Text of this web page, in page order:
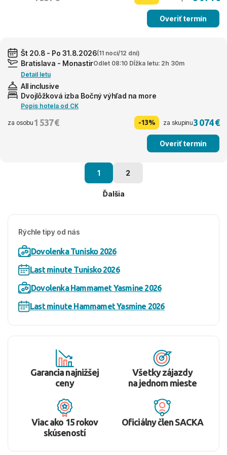
Overiť termín
Št 20.8 - Po 31.8.2026(11 nocí/12 dní)
Bratislava - MonastirOdlet 08:10 Dĺžka letu: 2h 30m
Detail letu
All inclusive
Dvojlôžková izba Bočný výhľad na more
Popis hotela od CK
za osobu 1 537 € -13% za skupinu3 074 €
Overiť termín
1 2
Ďalšia
Rýchle tipy od nás
Dovolenka Tunisko 2026
Last minute Tunisko 2026
Dovolenka Hammamet Yasmine 2026
Last minute Hammamet Yasmine 2026
Garancia najnižšej
ceny
Všetky zájazdy
na jednom mieste
Viac ako 15 rokov
skúseností
Oficiálny člen SACKA